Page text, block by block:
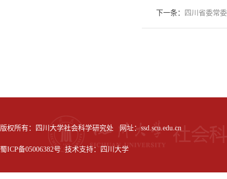
下一条： 四川省委常
版权所有：四川大学社会科学研究处 网址：ssd.scu.edu.cn
蜀ICP备05006382号 技术支持：四川大学